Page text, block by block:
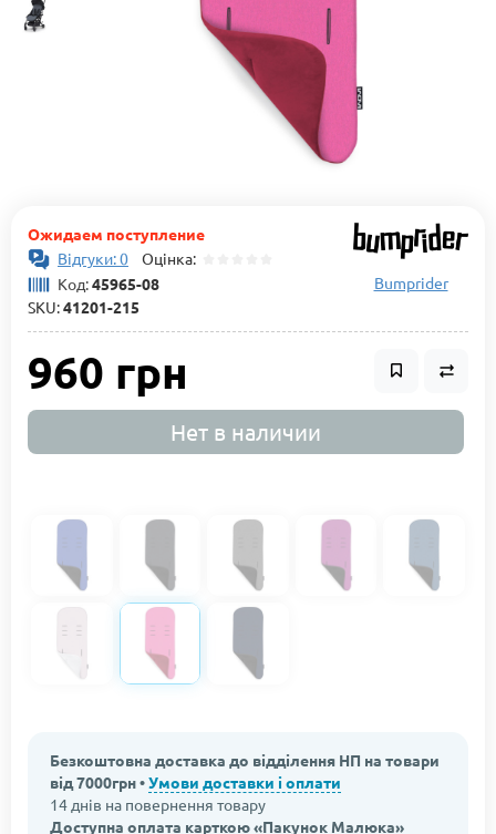
Ожидаем поступление
Відгуки: 0 Оцінка:
Код:45965-08
SKU:41201-215
Bumprider
960 грн
Нет в наличии
Безкоштовна доставка до відділення НП на товари
від 7000грн •Умови доставки і оплати
14 днів на повернення товару
Доступна оплата карткою «Пакунок Малюка»